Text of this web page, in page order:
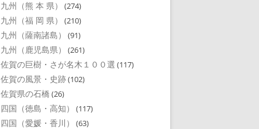
九州（熊 本 県） (274)
九州（福 岡 県） (210)
九州（薩南諸島） (91)
九州（鹿児島県） (261)
佐賀の巨樹・さが名木１００選 (117)
佐賀の風景・史跡(102)
佐賀県の石橋 (26)
四国（徳島・高知） (117)
四国（愛媛・香川） (63)